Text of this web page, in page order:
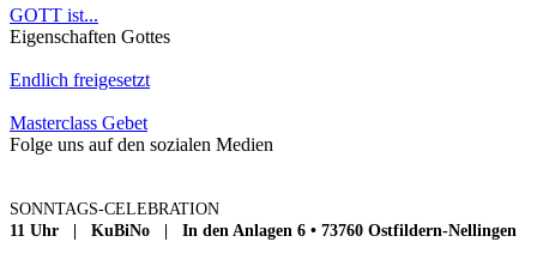
GOTT ist...
Eigenschaften Gottes
Endlich freigesetzt
Masterclass Gebet
Folge uns auf den sozialen Medien
SONNTAGS-CELEBRATION
11 Uhr | KuBiNo | In den Anlagen 6 • 73760 Ostfildern-Nellingen